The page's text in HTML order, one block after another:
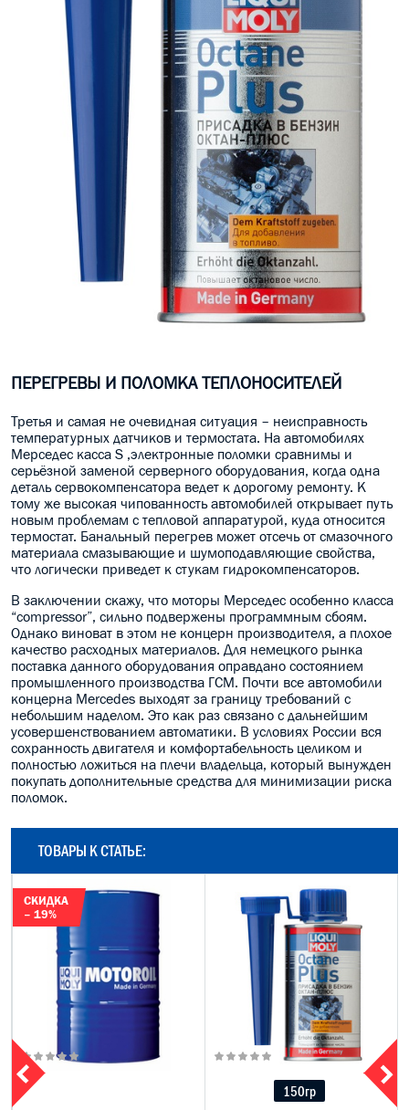
ПЕРЕГРЕВЫ И ПОЛОМКА ТЕПЛОНОСИТЕЛЕЙ
Третья и самая не очевидная ситуация – неисправность
температурных датчиков и термостата. На автомобилях
Мерседес касса S ,электронные поломки сравнимы и
серьёзной заменой серверного оборудования, когда одна
деталь сервокомпенсатора ведет к дорогому ремонту. К
тому же высокая чипованность автомобилей открывает путь
новым проблемам с тепловой аппаратурой, куда относится
термостат. Банальный перегрев может отсечь от смазочного
материала смазывающие и шумоподавляющие свойства,
что логически приведет к стукам гидрокомпенсаторов.
В заключении скажу, что моторы Мерседес особенно класса
“compressor”, сильно подвержены программным сбоям.
Однако виноват в этом не концерн производителя, а плохое
качество расходных материалов. Для немецкого рынка
поставка данного оборудования оправдано состоянием
промышленного производства ГСМ. Почти все автомобили
концерна Mercedes выходят за границу требований с
небольшим наделом. Это как раз связано с дальнейшим
усовершенствованием автоматики. В условиях России вся
сохранность двигателя и комфортабельность целиком и
полностью ложиться на плечи владельца, который вынужден
покупать дополнительные средства для минимизации риска
поломок.
ТОВАРЫ К СТАТЬЕ:
СКИДКА
– 19%
150гр